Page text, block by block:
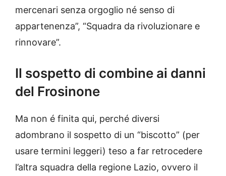
mercenari senza orgoglio né senso di
appartenenza”, “Squadra da rivoluzionare e
rinnovare”.
Il sospetto di combine ai danni
del Frosinone
Ma non é finita qui, perché diversi
adombrano il sospetto di un “biscotto” (per
usare termini leggeri) teso a far retrocedere
l’altra squadra della regione Lazio, ovvero il